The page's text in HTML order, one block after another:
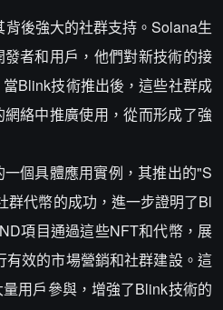
後強大的社群支持。Solana生
者和用戶，他們對新技術的接
Blink技術推出後，這些社群成
絡中推廣使用，從而形成了強
個具體應用實例，其推出的"S
群代幣的成功，進一步證明了Bl
項目通過這些NFT和代幣，展
效的市場營銷和社群建設。這
用戶參與，增強了Blink技術的